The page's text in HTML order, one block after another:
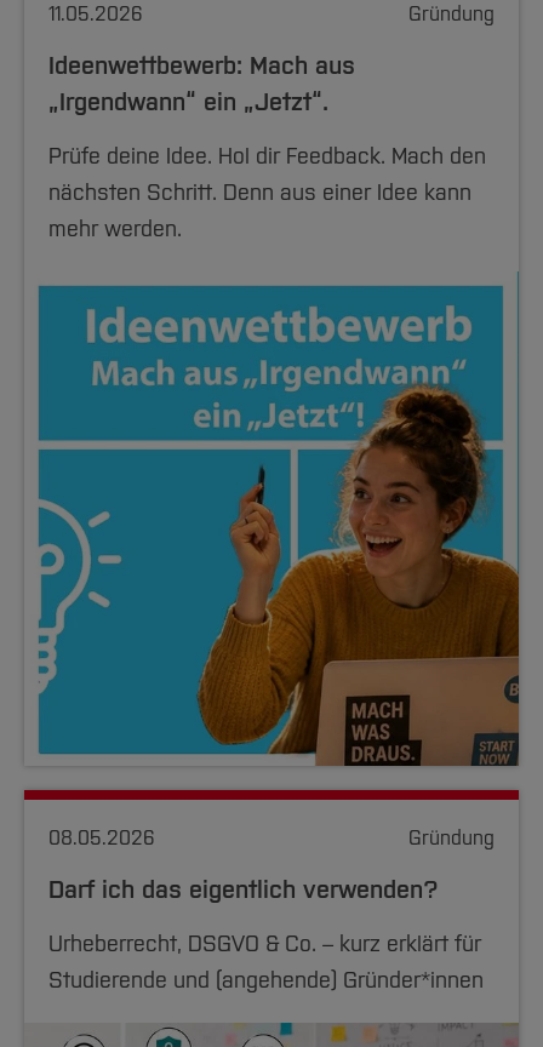
11.05.2026 Gründung
Ideenwettbewerb: Mach aus
„Irgendwann“ ein „Jetzt“.
Prüfe deine Idee. Hol dir Feedback. Mach den
nächsten Schritt. Denn aus einer Idee kann
mehr werden.
08.05.2026 Gründung
Darf ich das eigentlich verwenden?
Urheberrecht, DSGVO & Co. – kurz erklärt für
Studierende und (angehende) Gründer*innen